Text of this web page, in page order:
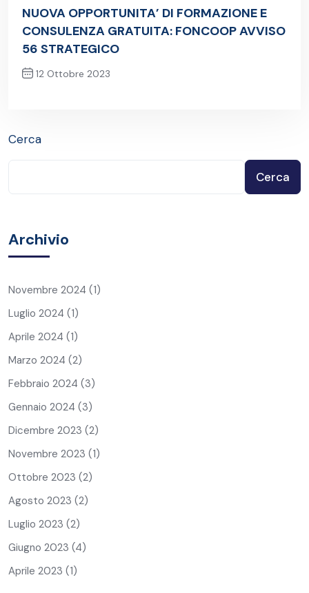
NUOVA OPPORTUNITA’ DI FORMAZIONE E
CONSULENZA GRATUITA: FONCOOP AVVISO
56 STRATEGICO
12 Ottobre 2023
Cerca
Cerca
Archivio
Novembre 2024 (1)
Luglio 2024 (1)
Aprile 2024 (1)
Marzo 2024 (2)
Febbraio 2024 (3)
Gennaio 2024 (3)
Dicembre 2023 (2)
Novembre 2023 (1)
Ottobre 2023 (2)
Agosto 2023 (2)
Luglio 2023 (2)
Giugno 2023 (4)
Aprile 2023 (1)